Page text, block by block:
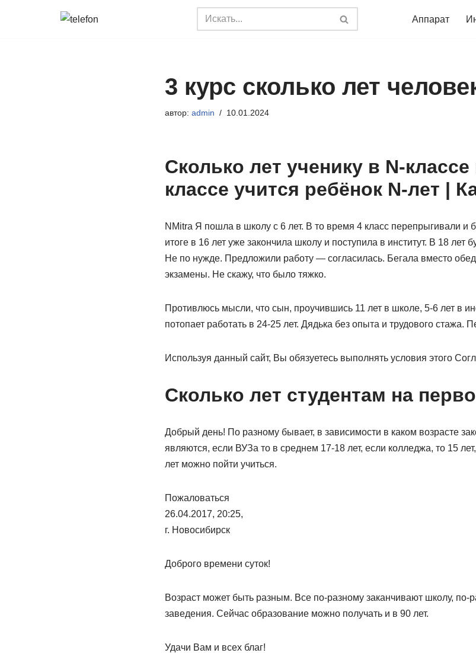
Аппарат
3 курс сколько лет
автор: admin 10.01.2024
Cколько лет ученику в N-
классе учится ребёнок N-лет |
NMitra Я пошла в школу с 6 лет. В то время 4 класс перепрыгивали и
итоге в 16 лет уже закончила школу и поступила в институт. В 18 лет
Не по нужде. Предложили работу — согласилась. Бегала вместо
экзамены. Не скажу, что было тяжко.
Противлюсь мысли, что сын, проучившись 11 лет в школе, 5-6 лет в
потопает работать в 24-25 лет. Дядька без опыта и трудового стажа.
Используя данный сайт, Вы обязуетесь выполнять условия этого
Сколько лет студентам на
Добрый день! По разному бывает, в зависимости в каком возрасте
являются, если ВУЗа то в среднем 17-18 лет, если колледжа, то 15
лет можно пойти учиться.
Пожаловаться
26.04.2017, 20:25,
г. Новосибирск
Доброго времени суток!
Возраст может быть разным. Все по-разному заканчивают школу, по-
заведения. Сейчас образование можно получать и в 90 лет.
Удачи Вам и всех благ!